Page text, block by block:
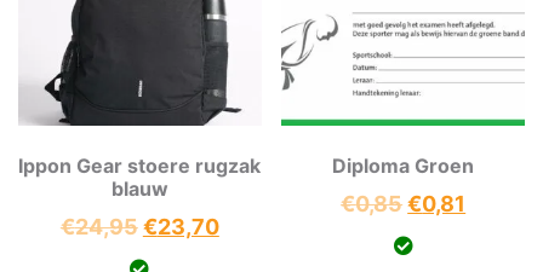
Ippon Gear stoere rugzak
blauw
€24,95Oorspronkelijke
prijs
€23,70Huidige
Diploma Groen
€0,85
prijs
€0,81